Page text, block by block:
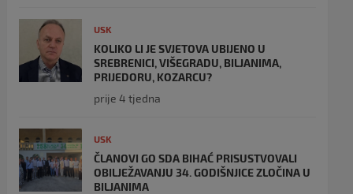
USK
KOLIKO LI JE SVJETOVA UBIJENO U
SREBRENICI, VIŠEGRADU, BILJANIMA,
PRIJEDORU, KOZARCU?
prije 4 tjedna
USK
ČLANOVI GO SDA BIHAĆ PRISUSTVOVALI
OBILJEŽAVANJU 34. GODIŠNJICE ZLOČINA U
BILJANIMA